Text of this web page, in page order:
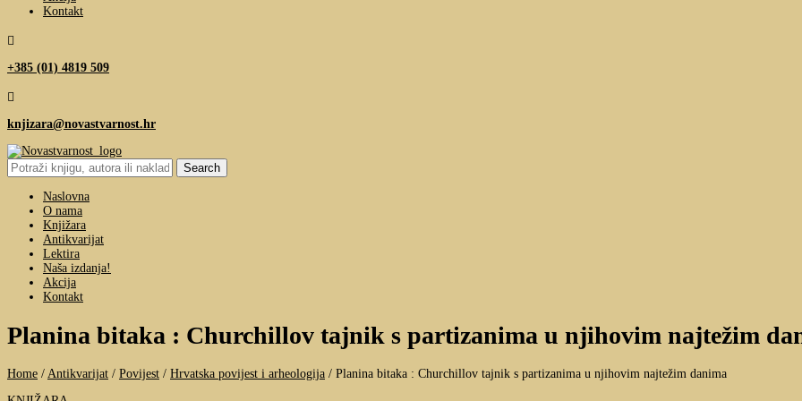
Kontakt

+385 (01) 4819 509

knjizara@novastvarnost.hr
Search
for:
Naslovna
O nama
Knjižara
Antikvarijat
Lektira
Naša izdanja!
Akcija
Kontakt
Planina bitaka : Churchillov tajnik s partizanima u njihovim najtežim
Home / Antikvarijat / Povijest / Hrvatska povijest i arheologija / Planina bitaka : Churchillov tajnik s partizanima u njihovim najtežim danima